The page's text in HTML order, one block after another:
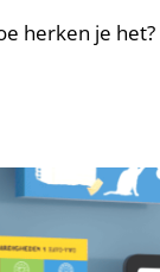
herken je